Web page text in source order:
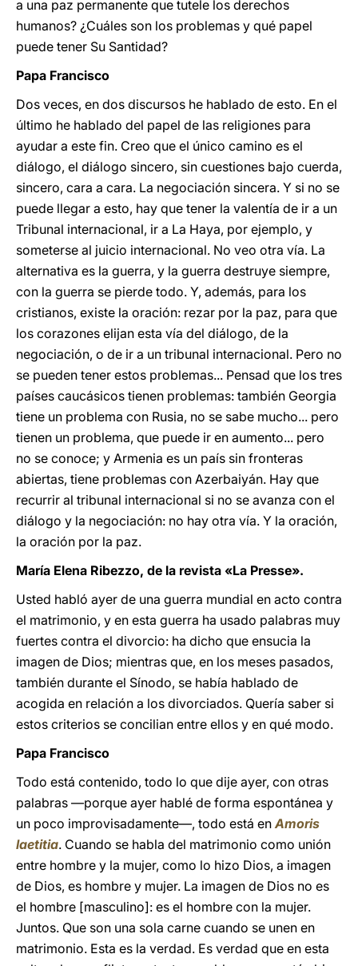
a una paz permanente que tutele los derechos
humanos? ¿Cuáles son los problemas y qué papel
puede tener Su Santidad?
Papa Francisco
Dos veces, en dos discursos he hablado de esto. En el
último he hablado del papel de las religiones para
ayudar a este fin. Creo que el único camino es el
diálogo, el diálogo sincero, sin cuestiones bajo cuerda,
sincero, cara a cara. La negociación sincera. Y si no se
puede llegar a esto, hay que tener la valentía de ir a un
Tribunal internacional, ir a La Haya, por ejemplo, y
someterse al juicio internacional. No veo otra vía. La
alternativa es la guerra, y la guerra destruye siempre,
con la guerra se pierde todo. Y, además, para los
cristianos, existe la oración: rezar por la paz, para que
los corazones elijan esta vía del diálogo, de la
negociación, o de ir a un tribunal internacional. Pero no
se pueden tener estos problemas... Pensad que los tres
países caucásicos tienen problemas: también Georgia
tiene un problema con Rusia, no se sabe mucho... pero
tienen un problema, que puede ir en aumento... pero
no se conoce; y Armenia es un país sin fronteras
abiertas, tiene problemas con Azerbaiyán. Hay que
recurrir al tribunal internacional si no se avanza con el
diálogo y la negociación: no hay otra vía. Y la oración,
la oración por la paz.
María Elena Ribezzo, de la revista «La Presse».
Usted habló ayer de una guerra mundial en acto contra
el matrimonio, y en esta guerra ha usado palabras muy
fuertes contra el divorcio: ha dicho que ensucia la
imagen de Dios; mientras que, en los meses pasados,
también durante el Sínodo, se había hablado de
acogida en relación a los divorciados. Quería saber si
estos criterios se concilian entre ellos y en qué modo.
Papa Francisco
Todo está contenido, todo lo que dije ayer, con otras
palabras —porque ayer hablé de forma espontánea y
un poco improvisadamente—, todo está enAmoris
laetitia. Cuando se habla del matrimonio como unión
entre hombre y la mujer, como lo hizo Dios, a imagen
de Dios, es hombre y mujer. La imagen de Dios no es
el hombre [masculino]: es el hombre con la mujer.
Juntos. Que son una sola carne cuando se unen en
matrimonio. Esta es la verdad. Es verdad que en esta